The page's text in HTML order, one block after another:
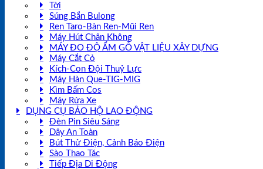
Tời
Súng Bắn Bulong
Ren Taro-Bàn Ren-Mũi Ren
Máy Hút Chân Không
MÁY ĐO ĐỘ ẨM GỖ VẬT LIỆU XÂY DỰNG
Máy Cắt Cỏ
Kích-Con Đội Thuỷ Lực
Máy Hàn Que-TIG-MIG
Kìm Bấm Cos
Máy Rửa Xe
DỤNG CỤ BẢO HỘ LAO ĐỘNG
Đèn Pin Siêu Sáng
Dây An Toàn
Bút Thử Điện, Cảnh Báo Điện
Sào Thao Tác
Tiếp Địa Di Động